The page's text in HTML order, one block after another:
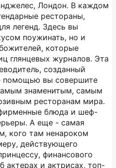
Лондон. В каждом
рестораны,
легенд. Здесь вы
поужинать, но и
которые
глянцевых журналов. Эта
созданный
помощью вы совершите
знаменитым, самым
ресторанам мира.
блюда и шеф-
А еще - самая
кого там ненароком
действующего
финансового
актерах и актрисах, топ-